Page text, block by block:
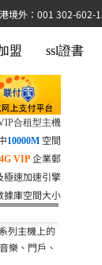
境外：001 302-602-
盟 ssl證書
合租型主機
10000M 空間
4G VIP 企業郵
極速加速引擎
據庫空間大小
列主機上的
樂、門戶、